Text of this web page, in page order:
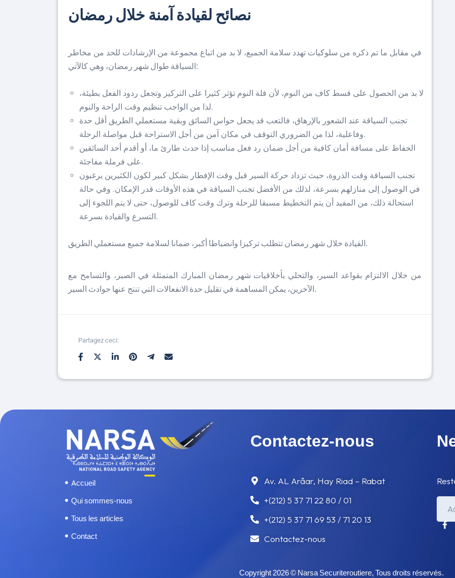
نصائح لقيادة آمنة خلال رمضان
في مقابل ما تم ذكره من سلوكيات تهدد سلامة الجميع، لا بد من اتباع مجموعة من الإرشادات للحد من مخاطر
السياقة طوال شهر رمضان، وهي كالآتي:
لا بد من الحصول على قسط كاف من النوم، لأن قلة النوم تؤثر كثيرا على التركيز وتجعل ردود الفعل بطيئة،
لذا من الواجب تنظيم وقت الراحة والنوم.
تجنب السياقة عند الشعور بالإرهاق، فالتعب قد يجعل حواس السائق وبقية مستعملي الطريق أقل حدة
وفاعلية، لذا من الضروري التوقف في مكان آمن من أجل الاستراحة قبل مواصلة الرحلة.
الحفاظ على مسافة أمان كافية من أجل ضمان رد فعل مناسب إذا حدث طارئ ما، أو أقدم أحد السائقين
على فرملة مفاجئة.
تجنب السياقة وقت الذروة، حيث تزداد حركة السير قبل وقت الإفطار بشكل كبير لكون الكثيرين يرغبون
في الوصول إلى منازلهم بسرعة، لذلك من الأفضل تجنب السياقة في هذه الأوقات قدر الإمكان. وفي حالة
استحالة ذلك، من المفيد أن يتم التخطيط مسبقا للرحلة وترك وقت كاف للوصول، حتى لا يتم اللجوء إلى
التسرع والقيادة بسرعة.
القيادة خلال شهر رمضان تتطلب تركيزا وانضباطا أكبر، ضمانا لسلامة جميع مستعملي الطريق.
من خلال الالتزام بقواعد السير، والتحلي بأخلاقيات شهر رمضان المبارك المتمثلة في الصبر، والتسامح مع
الآخرين، يمكن المساهمة في تقليل حدة الانفعالات التي تنتج عنها حوادث السير.
Partagez ceci:
Accueil
Qui sommes-nous
Tous les articles
Contact
Contactez-nous
Av. AL Arâar, Hay Riad – Rabat
+(212) 5 37 71 22 80 / 01
+(212) 5 37 71 69 53 / 71 20 13
Contactez-nous
Copyright 2026 © Narsa Securiteroutiere, Tous droits réservés.